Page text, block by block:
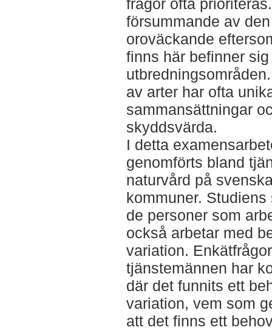
frågor ofta
försummande av
oroväckande
finns här befinner
av arter har ofta
sammansättningar
skyddsvärda.
I detta
genomförts bland
naturvård på
kommuner.
de personer som
också arbetar med
variation.
tjänstemännen har
där det funnits ett
variation, vem som
att det finns ett